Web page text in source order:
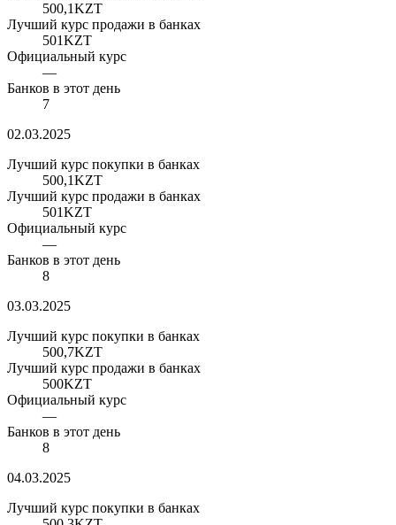
500,1KZT
Лучший курс продажи в банках
501KZT
Официальный курс
—
Банков в этот день
7
02.03.2025
Лучший курс покупки в банках
500,1KZT
Лучший курс продажи в банках
501KZT
Официальный курс
—
Банков в этот день
8
03.03.2025
Лучший курс покупки в банках
500,7KZT
Лучший курс продажи в банках
500KZT
Официальный курс
—
Банков в этот день
8
04.03.2025
Лучший курс покупки в банках